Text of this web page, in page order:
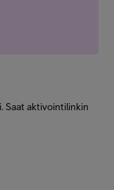
Saat aktivointilinkin